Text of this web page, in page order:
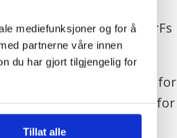
mediefunksjoner og for å
partnerne våre innen
du har gjort tilgjengelig for
Tillat alle
for å gå videre med
ble reversert, sier KrFs
glade for at det ble flertall for
til Fagskolen. Vi må sørge for